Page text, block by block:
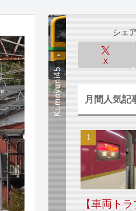
シェ
X
月間人気記
【車両ト